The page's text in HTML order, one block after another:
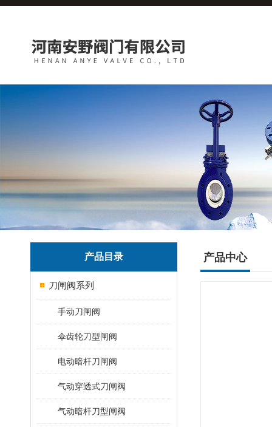
产品目录
刀闸阀系列
手动刀闸阀
伞齿轮刀型闸阀
电动暗杆刀闸阀
气动穿透式刀闸阀
气动暗杆刀型闸阀
产品中心